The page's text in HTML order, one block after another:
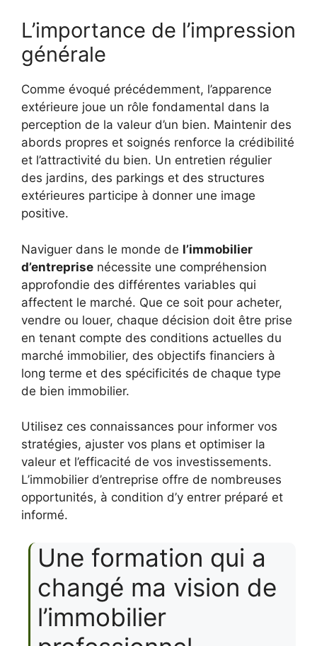
L’importance de l’impression
générale
Comme évoqué précédemment, l’apparence
extérieure joue un rôle fondamental dans la
perception de la valeur d’un bien. Maintenir des
abords propres et soignés renforce la crédibilité
et l’attractivité du bien. Un entretien régulier
des jardins, des parkings et des structures
extérieures participe à donner une image
positive.
Naviguer dans le monde de l’immobilier
d’entreprise nécessite une compréhension
approfondie des différentes variables qui
affectent le marché. Que ce soit pour acheter,
vendre ou louer, chaque décision doit être prise
en tenant compte des conditions actuelles du
marché immobilier, des objectifs financiers à
long terme et des spécificités de chaque type
de bien immobilier.
Utilisez ces connaissances pour informer vos
stratégies, ajuster vos plans et optimiser la
valeur et l’efficacité de vos investissements.
L’immobilier d’entreprise offre de nombreuses
opportunités, à condition d’y entrer préparé et
informé.
Une formation qui a
changé ma vision de
l’immobilier